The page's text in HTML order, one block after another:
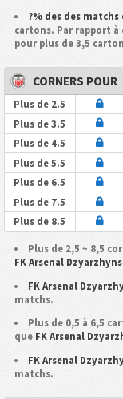
?% des des matchs
cartons. Par rapport à
pour plus de 3,5
CORNERS POUR
Plus de 2.5
Plus de 3.5
Plus de 4.5
Plus de 5.5
Plus de 6.5
Plus de 7.5
Plus de 8.5
Plus de 2,5 ~ 8,5
FK Arsenal
FK Arsenal
matchs.
Plus de 0,5 à 6,5
que FK Arsenal
FK Arsenal
matchs.